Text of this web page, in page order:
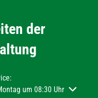
der
Schließzeiten
um 08:30 Uhr